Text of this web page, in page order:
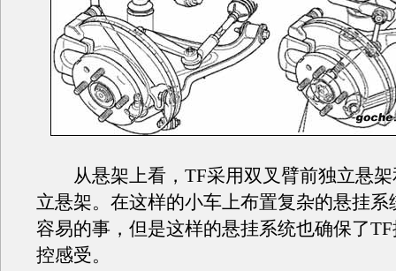
从悬架上看，TF采用双叉臂前独立悬架
立悬架。在这样的小车上布置复杂的悬挂系
容易的事，但是这样的悬挂系统也确保了
控感受。